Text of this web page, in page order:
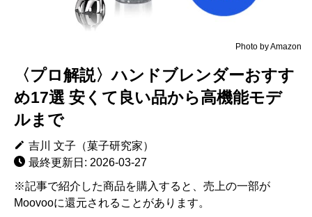
Photo by Amazon
〈プロ解説〉ハンドブレンダーおすす
め17選 安くて良い品から高機能モデ
ルまで
吉川 文子（菓子研究家）
最終更新日: 2026-03-27
※記事で紹介した商品を購入すると、売上の一部が
Moovooに還元されることがあります。